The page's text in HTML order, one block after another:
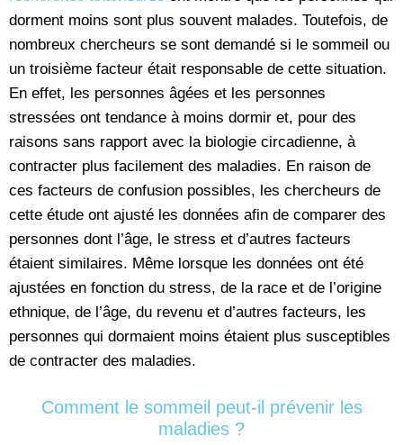
dorment moins sont plus souvent malades. Toutefois, de
nombreux chercheurs se sont demandé si le sommeil ou
un troisième facteur était responsable de cette situation.
En effet, les personnes âgées et les personnes
stressées ont tendance à moins dormir et, pour des
raisons sans rapport avec la biologie circadienne, à
contracter plus facilement des maladies. En raison de
ces facteurs de confusion possibles, les chercheurs de
cette étude ont ajusté les données afin de comparer des
personnes dont l’âge, le stress et d’autres facteurs
étaient similaires. Même lorsque les données ont été
ajustées en fonction du stress, de la race et de l’origine
ethnique, de l’âge, du revenu et d’autres facteurs, les
personnes qui dormaient moins étaient plus susceptibles
de contracter des maladies.
Comment le sommeil peut-il prévenir les
maladies ?